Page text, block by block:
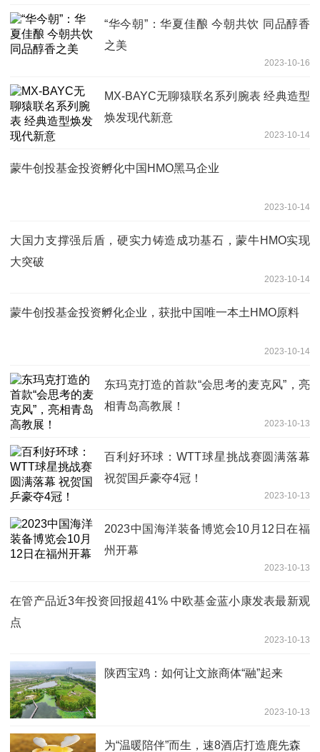
“华今朝”：华夏佳酿 今朝共饮 同品醇香
之美
2023-10-16
MX-BAYC无聊猿联名系列腕表 经典造型
焕发现代新意
2023-10-14
蒙牛创投基金投资孵化中国HMO黑马企业
2023-10-14
大国力支撑强后盾，硬实力铸造成功基石，蒙牛HMO实现
大突破
2023-10-14
蒙牛创投基金投资孵化企业，获批中国唯一本土HMO原料
2023-10-14
东玛克打造的首款“会思考的麦克风”，亮
相青岛高教展！
2023-10-13
百利好环球：WTT球星挑战赛圆满落幕
祝贺国乒豪夺4冠！
2023-10-13
2023中国海洋装备博览会10月12日在福
州开幕
2023-10-13
在管产品近3年投资回报超41% 中欧基金蓝小康发表最新观
点
2023-10-13
陕西宝鸡：如何让文旅商体“融”起来
2023-10-13
为“温暖陪伴”而生，速8酒店打造鹿先森